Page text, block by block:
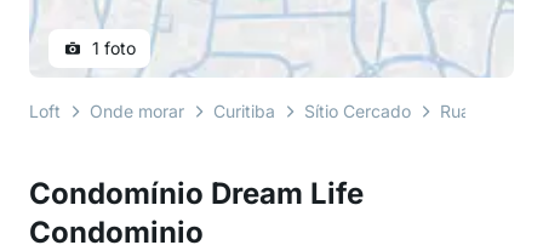
Condomínio Dream Life
Condominio
1 foto
Loft Onde morar Curitiba Sítio Cercado Rua da Lua